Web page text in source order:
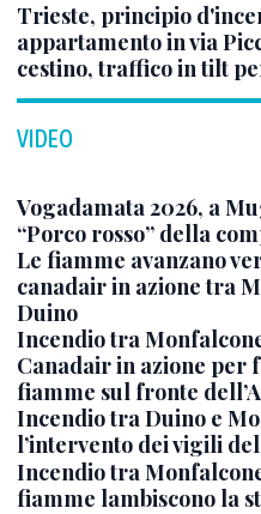
Trieste, principio
appartamento in via
cestino, traffico in tilt
VIDEO
Vogadamata 2026, a
“Porco rosso” della
Le fiamme avanzano
canadair in azione tra
Duino
Incendio tra
Canadair in azione per
fiamme sul fronte
Incendio tra Duino e
l’intervento dei vigili
Incendio tra
fiamme lambiscono la